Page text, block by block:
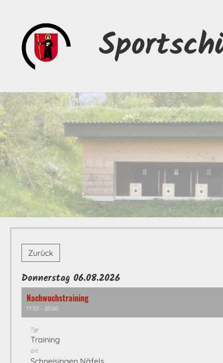
Zurück
Donnerstag 06.08.2026
Nachwuchstraining
17:30 - 20:00
Typ
Training
Ort
Schneisingen Näfels